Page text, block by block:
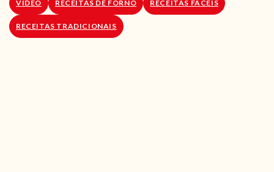
SOBRE NÓS
LOJA ONLINE
VÍDEO RECEITAS DE FORNO RECEITAS FACEIS
RECEITAS TRADICIONAIS